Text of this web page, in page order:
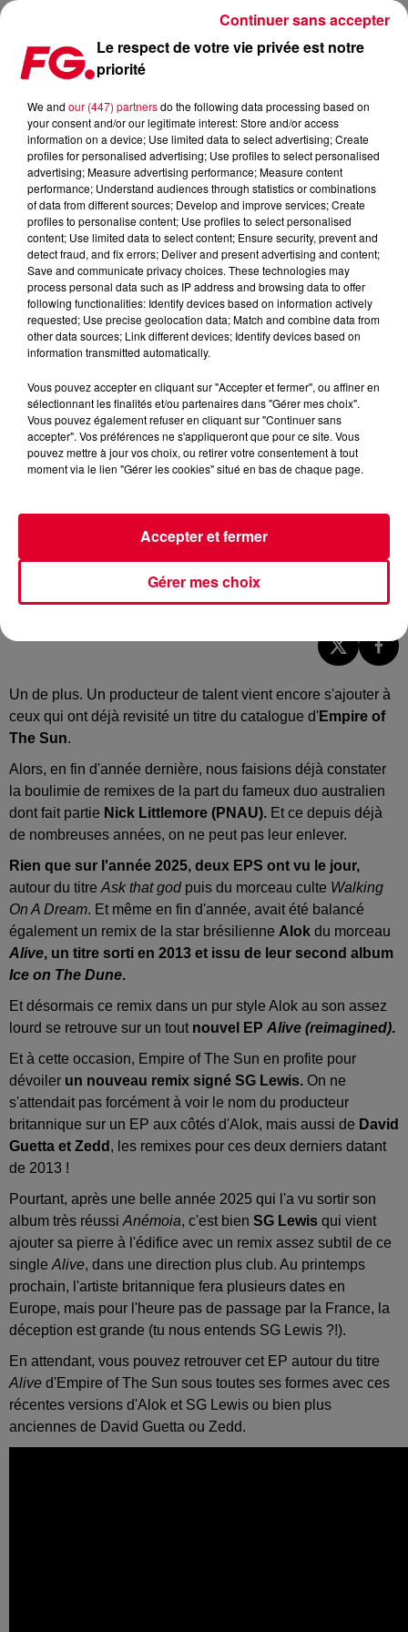
SG LEWIS REJOINT LA TRÈS LONGUE LISTE DES REMIX
Publié : 23 janvier 2026 à 8h53 par Antony HARARI
Empire Of The Sun - Alive (Reimagined)
Crédit :Youtube Officiel Empire Of The Sun
Un de plus. Un producteur de talent vient encore s'ajouter à
ceux qui ont déjà revisité un titre du catalogue d'Empire of
The Sun.
Alors, en fin d'année dernière, nous faisions déjà constater
la boulimie de remixes de la part du fameux duo australien
dont fait partie Nick Littlemore (PNAU). Et ce depuis déjà
de nombreuses années, on ne peut pas leur enlever.
Rien que sur l'année 2025, deux EPS ont vu le jour,
autour du titre Ask that godpuis du morceau culte Walking
On A Dream. Et même en fin d'année, avait été balancé
également un remix de la star brésilienne Alok du morceau
Alive, un titre sorti en 2013 et issu de leur second album
Ice on The Dune.
Et désormais ce remix dans un pur style Alok au son assez
lourd se retrouve sur un tout nouvel EP Alive (reimagined).
Et à cette occasion, Empire of The Sun en profite pour
dévoiler un nouveau remix signé SG Lewis. On ne
s'attendait pas forcément à voir le nom du producteur
britannique sur un EP aux côtés d'Alok, mais aussi de David
Guetta et Zedd , les remixes pour ces deux derniers datant
de 2013 !
Pourtant, après une belle année 2025 qui l'a vu sortir son
album très réussi Anémoia, c'est bien SG Lewis qui vient
ajouter sa pierre à l'édifice avec un remix assez subtil de ce
single Alive, dans une direction plus club. Au printemps
prochain, l'artiste britannique fera plusieurs dates en
Europe, mais pour l'heure pas de passage par la France, la
déception est grande (tu nous entends SG Lewis ?!).
En attendant, vous pouvez retrouver cet EP autour du titre
Alive d'Empire of The Sun sous toutes ses formes avec ces
récentes versions d'Alok et SG Lewis ou bien plus
anciennes de David Guetta ou Zedd.
Le respect de votre vie privée est notre
priorité
We and our (447) partnersdo the following data processing based on
your consent and/or our legitimate interest: Store and/or access
information on a device; Use limited data to select advertising; Create
profiles for personalised advertising; Use profiles to select personalised
advertising; Measure advertising performance; Measure content
performance; Understand audiences through statistics or combinations
of data from different sources; Develop and improve services; Create
profiles to personalise content; Use profiles to select personalised
content; Use limited data to select content; Ensure security, prevent and
detect fraud, and fix errors; Deliver and present advertising and content;
Save and communicate privacy choices. These technologies may
process personal data such as IP address and browsing data to offer
following functionalities: Identify devices based on information actively
requested; Use precise geolocation data; Match and combine data from
other data sources; Link different devices; Identify devices based on
information transmitted automatically.
Vous pouvez accepter en cliquant sur "Accepter et fermer", ou affiner en
sélectionnant les finalités et/ou partenaires dans "Gérer mes choix".
Vous pouvez également refuser en cliquant sur "Continuer sans
accepter". Vos préférences ne s'appliqueront que pour ce site. Vous
pouvez mettre à jour vos choix, ou retirer votre consentement à tout
moment via le lien "Gérer les cookies" situé en bas de chaque page.
Gérer mes choix
Accepter et fermer
Continuer sans accepter